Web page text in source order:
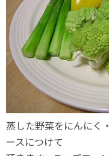
蒸した野菜をにんにく
ースにつけて